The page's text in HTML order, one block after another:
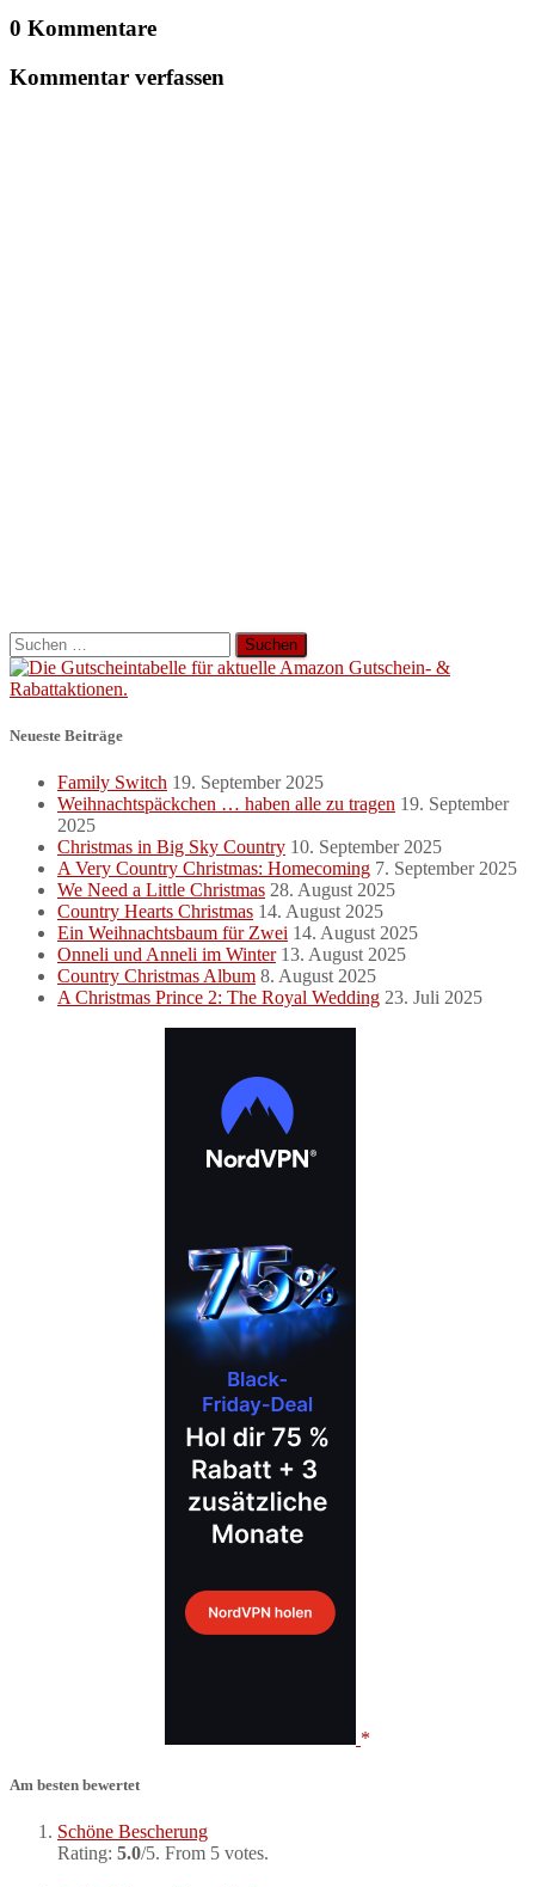
0 Kommentare
Kommentar verfassen
Suchen
nach:
Neueste Beiträge
Family Switch 19. September 2025
Weihnachtspäckchen … haben alle zu tragen 19. September
2025
Christmas in Big Sky Country 10. September 2025
A Very Country Christmas: Homecoming 7. September 2025
We Need a Little Christmas 28. August 2025
Country Hearts Christmas 14. August 2025
Ein Weihnachtsbaum für Zwei 14. August 2025
Onneli und Anneli im Winter 13. August 2025
Country Christmas Album 8. August 2025
A Christmas Prince 2: The Royal Wedding 23. Juli 2025
Am besten bewertet
Schöne Bescherung
Rating: 5.0/5. From 5 votes.